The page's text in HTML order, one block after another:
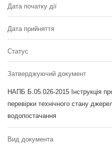
Дата початку дії
Дата прийняття
Статус
Затверджуючий документ
НАПБ Б.05.026-2015 Інструкція
перевірки технічного стану
водопостачання
Вид документа